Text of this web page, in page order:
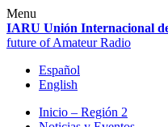
Skip
to
content
Menu
IARU Unión Internacional
future of Amateur Radio
Español
English
Inicio – Región 2